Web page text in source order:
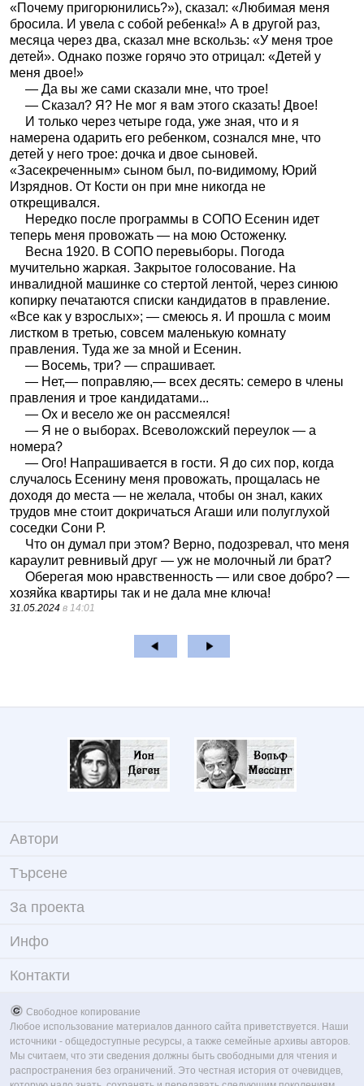
«Почему пригорюнились?»), сказал: «Любимая меня
бросила. И увела с собой ребенка!» А в другой раз,
месяца через два, сказал мне вскользь: «У меня трое
детей». Однако позже горячо это отрицал: «Детей у
меня двое!»
— Да вы же сами сказали мне, что трое!
— Сказал? Я? Не мог я вам этого сказать! Двое!
И только через четыре года, уже зная, что и я
намерена одарить его ребенком, сознался мне, что
детей у него трое: дочка и двое сыновей.
«Засекреченным» сыном был, по-видимому, Юрий
Изряднов. От Кости он при мне никогда не
открещивался.
Нередко после программы в СОПО Есенин идет
теперь меня провожать — на мою Остоженку.
Весна 1920. В СОПО перевыборы. Погода
мучительно жаркая. Закрытое голосование. На
инвалидной машинке со стертой лентой, через синюю
копирку печатаются списки кандидатов в правление.
«Все как у взрослых»; — смеюсь я. И прошла с моим
листком в третью, совсем маленькую комнату
правления. Туда же за мной и Есенин.
— Восемь, три? — спрашивает.
— Нет,— поправляю,— всех десять: семеро в члены
правления и трое кандидатами...
— Ох и весело же он рассмеялся!
— Я не о выборах. Всеволожский переулок — а
номера?
— Ого! Напрашивается в гости. Я до сих пор, когда
случалось Есенину меня провожать, прощалась не
доходя до места — не желала, чтобы он знал, каких
трудов мне стоит докричаться Агаши или полуглухой
соседки Сони Р.
Что он думал при этом? Верно, подозревал, что меня
караулит ревнивый друг — уж не молочный ли брат?
Оберегая мою нравственность — или свое добро? —
хозяйка квартиры так и не дала мне ключа!
31.05.2024 в 14:01
Автори
Търсене
За проекта
Инфо
Контакти
Свободное копирование
Любое использование материалов данного сайта приветствуется. Наши
источники - общедоступные ресурсы, а также семейные архивы авторов.
Мы считаем, что эти сведения должны быть свободными для чтения и
распространения без ограничений. Это честная история от очевидцев,